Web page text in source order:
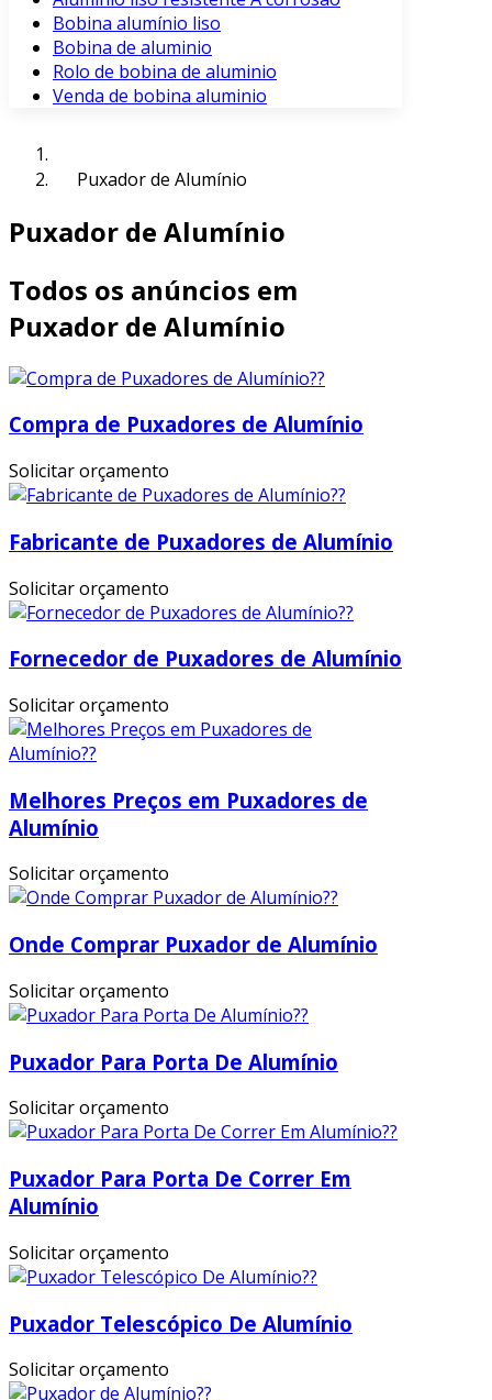
Bobina alumínio liso
Bobina de aluminio
Rolo de bobina de aluminio
Venda de bobina aluminio
Puxador de Alumínio
Puxador de Alumínio
Todos os anúncios em
Puxador de Alumínio
Compra de Puxadores de Alumínio
Solicitar orçamento
Fabricante de Puxadores de Alumínio
Solicitar orçamento
Fornecedor de Puxadores de Alumínio
Solicitar orçamento
Melhores Preços em Puxadores de
Alumínio
Solicitar orçamento
Onde Comprar Puxador de Alumínio
Solicitar orçamento
Puxador Para Porta De Alumínio
Solicitar orçamento
Puxador Para Porta De Correr Em
Alumínio
Solicitar orçamento
Puxador Telescópico De Alumínio
Solicitar orçamento